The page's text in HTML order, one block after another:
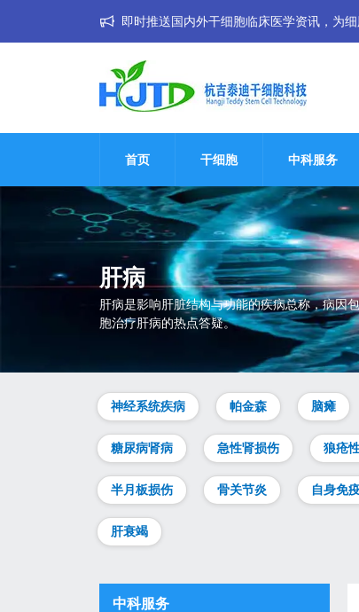
即时推送国内外干细胞临床医学资讯，为
首页 干细胞 中科服务
肝病
肝病是影响肝脏结构与功能的疾病总称，病因
胞治疗肝病的热点答疑。
神经系统疾病 帕金森 脑瘫
糖尿病肾病 急性肾损伤 狼疮
半月板损伤 骨关节炎 自身免
肝衰竭
中科服务